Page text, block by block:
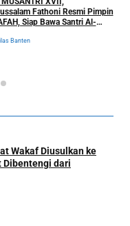
Fathoni Resmi Pimpin
Siap Bawa Santri Al-
Banten
Wakaf Diusulkan ke
Dibentengi dari